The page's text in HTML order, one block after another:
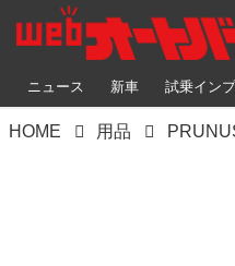
ニュース 新車 試乗イン
HOME 用品